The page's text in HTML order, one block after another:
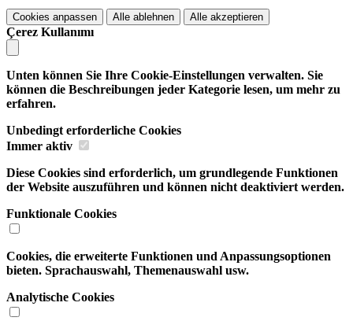
Cookies anpassen Alle ablehnen Alle akzeptieren
Çerez Kullanımı
Unten können Sie Ihre Cookie-Einstellungen verwalten. Sie
können die Beschreibungen jeder Kategorie lesen, um mehr zu
erfahren.
Unbedingt erforderliche Cookies
Immer aktiv
Diese Cookies sind erforderlich, um grundlegende Funktionen
der Website auszuführen und können nicht deaktiviert werden.
Funktionale Cookies
Cookies, die erweiterte Funktionen und Anpassungsoptionen
bieten. Sprachauswahl, Themenauswahl usw.
Analytische Cookies